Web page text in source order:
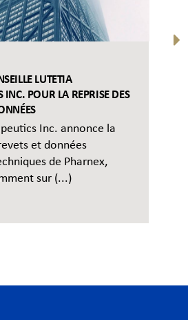
LUTETIA
INC. POUR LA REPRISE DES
Inc. annonce la
et données
de Pharnex,
sur (...)